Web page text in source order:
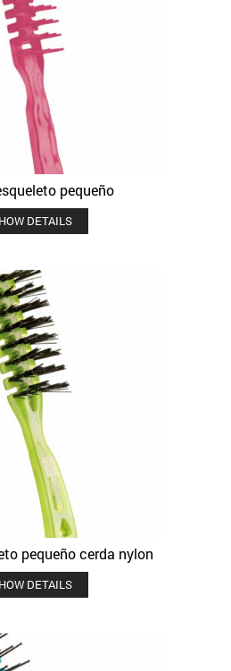
pequeño
DETAILS
pequeño cerda nylon
DETAILS